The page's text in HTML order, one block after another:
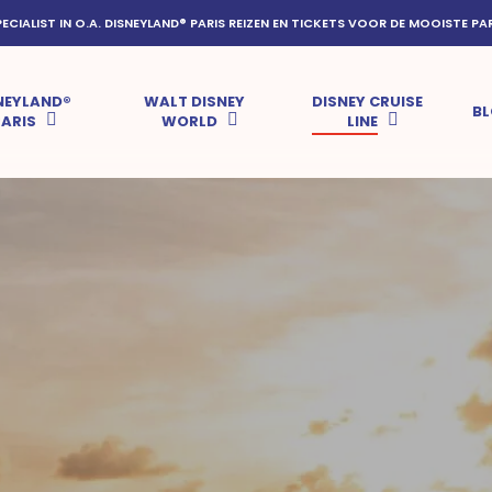
IN O.A. DISNEYLAND® PARIS REIZEN EN TICKETS VOOR DE MOOISTE
WALT DISNEY
WORLD
DISNEY CRUISE
LINE